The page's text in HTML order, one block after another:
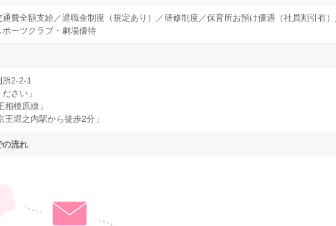
費全額支給／退職金制度（規定あり）／研修制度／保育所お預け優遇（社員割引有
ポーツクラブ・劇場優待
2-2-1
さい」
相模原線」
王堀之内駅から徒歩2分」
の流れ